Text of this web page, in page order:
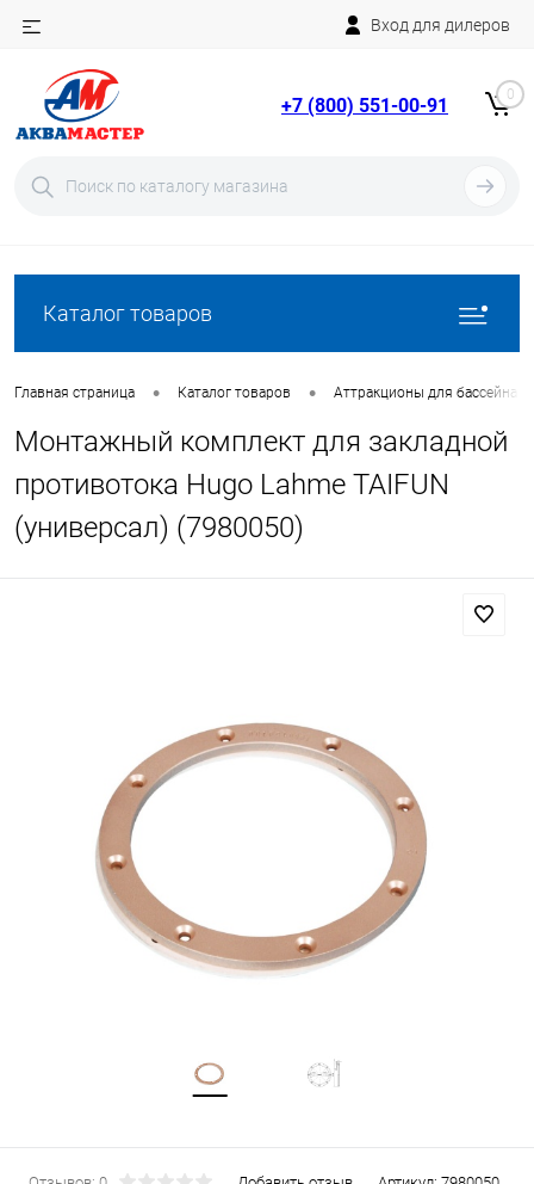
Вход для дилеров
+7 (800) 551-00-91 0
Каталог товаров
Главная страница • Каталог товаров • Аттракционы для бассейна
Монтажный комплект для закладной
противотока Hugo Lahme TAIFUN
(универсал) (7980050)